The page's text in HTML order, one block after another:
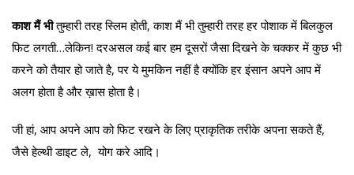
काश मैं भीतुम्हारी तरह स्लिम होती, काश मैं भी तुम्हारी तरह हर पोशाक में बिलकुल
फिट लगती…लेकिन! दरअसल कई बार हम दूसरों जैसा दिखने के चक्कर में कुछ भी
करने को तैयार हो जाते है, पर ये मुमकिन नहीं है क्योंकि हर इंसान अपने आप में
अलग होता है और ख़ास होता है।
जी हां, आप अपने आप को फिट रखने के लिए प्राकृतिक तरीके अपना सकते हैं,
जैसे हेल्थी डाइट ले, योग करे आदि।